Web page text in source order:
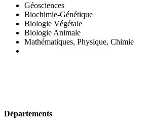
Géosciences
Biochimie-Génétique
Biologie Végétale
Biologie Animale
Mathématiques, Physique, Chimie
Départements